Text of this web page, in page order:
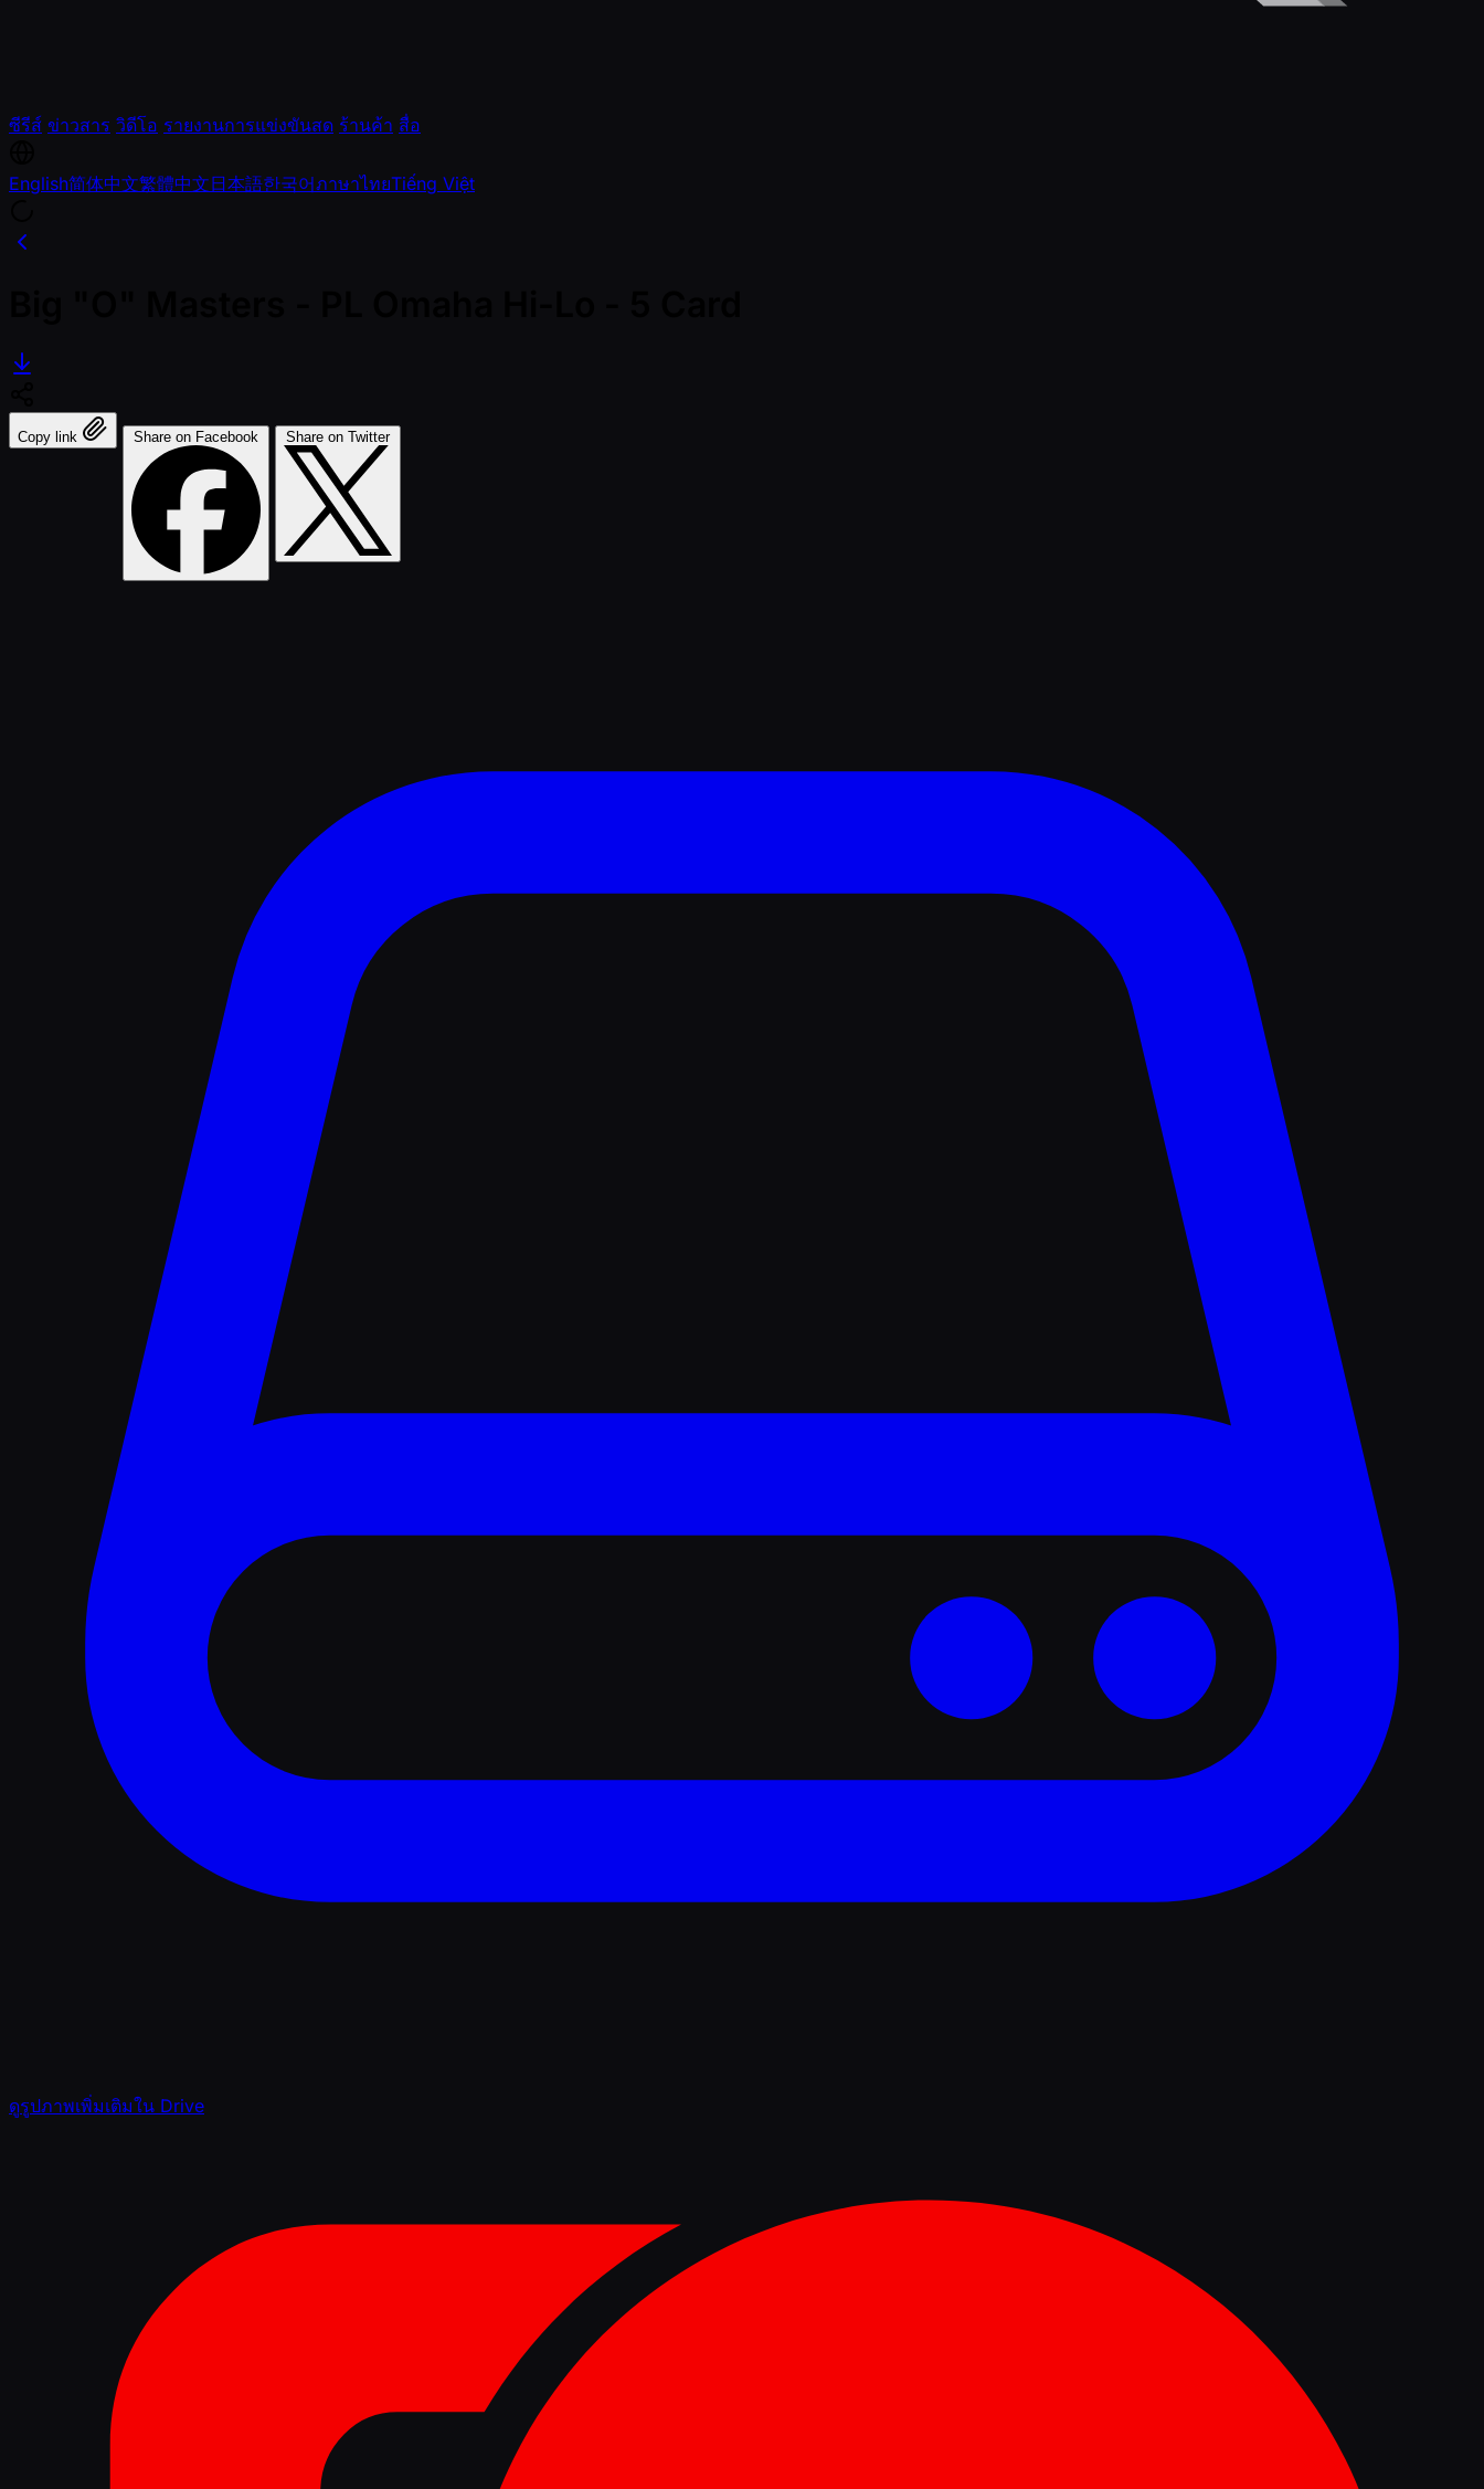
ซีรีส์ ข่าวสาร วิดีโอ รายงานการแข่งขันสด ร้านค้า สื่อ
English简体中文繁體中文日本語한국어ภาษาไทยTiếng Việt
Copy link Share on Facebook Share on Twitter
ดูรูปภาพเพิ่มเติมใน Drive